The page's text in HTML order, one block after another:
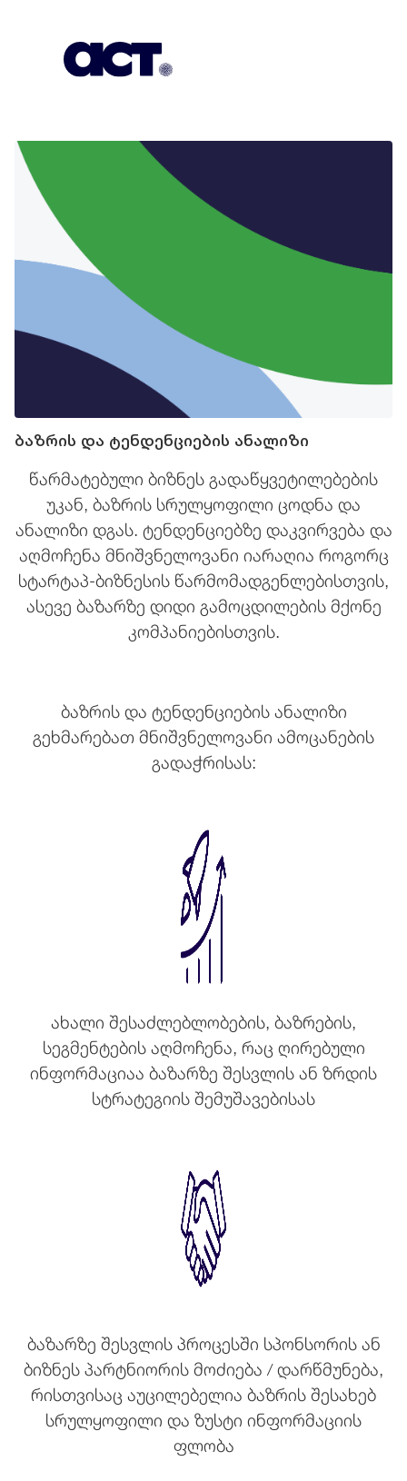
ბაზრის და ტენდენციების ანალიზი
წარმატებული ბიზნეს გადაწყვეტილებების
უკან, ბაზრის სრულყოფილი ცოდნა და
ანალიზი დგას. ტენდენციებზე დაკვირვება და
აღმოჩენა მნიშვნელოვანი იარაღია როგორც
სტარტაპ-ბიზნესის წარმომადგენლებისთვის,
ასევე ბაზარზე დიდი გამოცდილების მქონე
კომპანიებისთვის.
ბაზრის და ტენდენციების ანალიზი
გეხმარებათ მნიშვნელოვანი ამოცანების
გადაჭრისას:
ახალი შესაძლებლობების, ბაზრების,
სეგმენტების აღმოჩენა, რაც ღირებული
ინფორმაციაა ბაზარზე შესვლის ან ზრდის
სტრატეგიის შემუშავებისას
ბაზარზე შესვლის პროცესში სპონსორის ან
ბიზნეს პარტნიორის მოძიება / დარწმუნება,
რისთვისაც აუცილებელია ბაზრის შესახებ
სრულყოფილი და ზუსტი ინფორმაციის
ფლობა